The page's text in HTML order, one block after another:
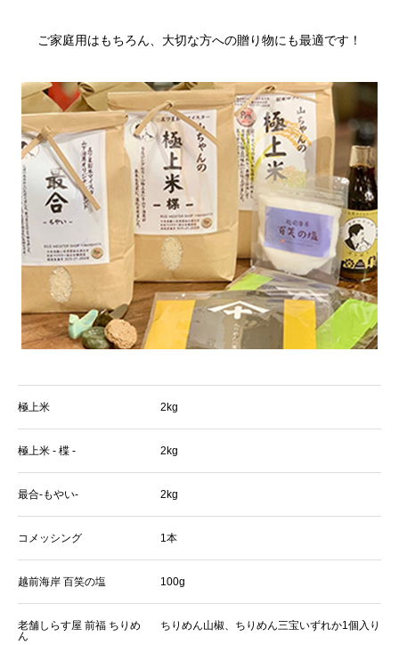
ご家庭用はもちろん、大切な方への贈り物にも最適です！
極上米 2kg
極上米 - 楪 - 2kg
最合-もやい- 2kg
コメッシング 1本
越前海岸 百笑の塩 100g
老舗しらす屋 前福 ちりめ
ん
ちりめん山椒、ちりめん三宝いずれか1個入り